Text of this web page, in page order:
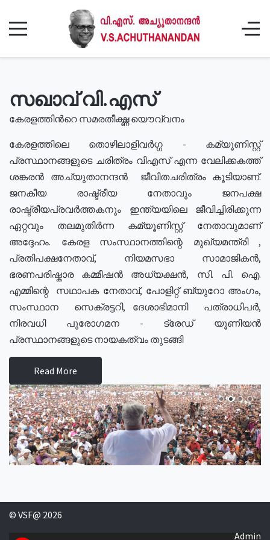
സഖാവ് വി.എസ്
കേരളത്തിൻറെ സമരതീക്ഷ്ണ യൌവ്വനം
കേരളത്തിലെ തൊഴിലാളിവർഗ്ഗ - കമ്യൂണിസ്റ്റ്
പ്രസ്ഥാനങ്ങളുടെ ചരിത്രം വിഎസ് എന്ന വേലിക്കകത്ത്
ശങ്കരൻ അച്യുതാനന്ദൻ ജീവിതചരിത്രം കൂടിയാണ്.
ജനകീയ രാഷ്ട്രീയ നേതാവും ജനപക്ഷ
രാഷ്ട്രീയപ്രവർത്തകനും ഇന്ത്യയിലെ ജീവിച്ചിരിക്കുന്ന
ഏറ്റവും തലമുതിർന്ന കമ്യൂണിസ്റ്റ് നേതാവുമാണ്
അദ്ദേഹം. കേരള സംസ്ഥാനത്തിന്റെ മുഖ്യമന്ത്രി ,
പ്രതിപക്ഷനേതാവ്, നിയമസഭാ സാമാജികൻ,
ഭരണപരിഷ്കാര കമ്മീഷൻ അധ്യക്ഷൻ, സി. പി. ഐ.
എമ്മിന്റെ സഥാപക നേതാവ്, പോളിറ്റ് ബ്യുറോ അംഗം,
സംസ്ഥാന സെക്രട്ടറി, ദേശാഭിമാനി പത്രാധിപർ,
നിരവധി പുരോഗമന - ട്രേഡ് യൂണിയൻ
പ്രസ്ഥാനങ്ങളുടെ നായകത്വം തുടങ്ങി
Read More
© VSF@ 2026
Admin